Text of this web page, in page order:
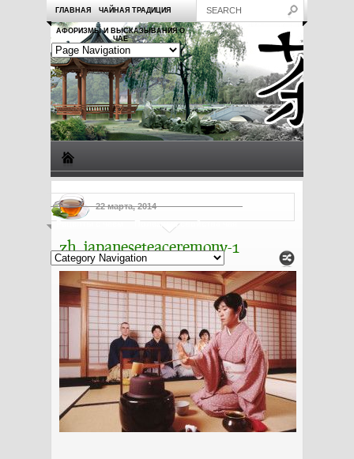
ГЛАВНАЯ ЧАЙНАЯ ТРАДИЦИЯ
АФОРИЗМЫ И ВЫСКАЗЫВАНИЯ О
ЧАЕ
Рецепты с чаем Полезные свойства чая
22 марта, 2014
zh_japaneseteaceremony-1